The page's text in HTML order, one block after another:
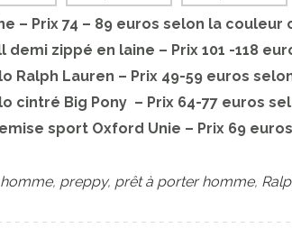
– Prix 74 – 89 euros selon la couleur
demi zippé en laine – Prix 101 -118
Ralph Lauren – Prix 49-59 euros
cintré Big Pony – Prix 64-77 euros
sport Oxford Unie – Prix 69
, preppy, prêt à porter homme,